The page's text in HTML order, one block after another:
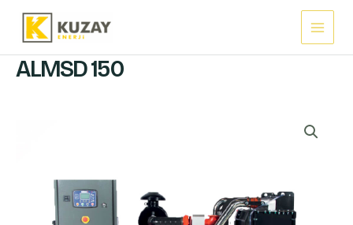
Main
Menu
ALMSD 150